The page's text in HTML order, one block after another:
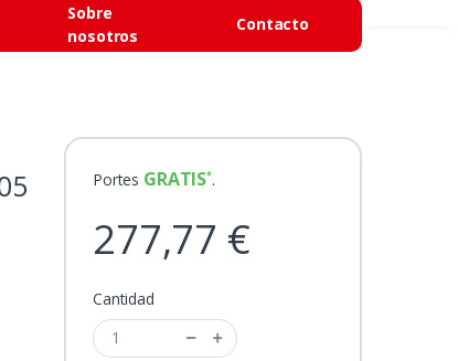
Sobre
nosotros
Contacto
Portes GRATIS .
277,77 €
Cantidad